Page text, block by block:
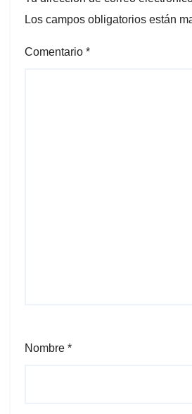
Los campos obligatorios están
Comentario *
Nombre *